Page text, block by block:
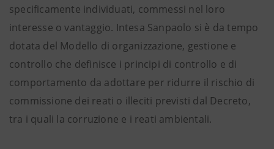
specificamente individuati, commessi nel loro
interesse o vantaggio. Intesa Sanpaolo si è da tempo
dotata del Modello di organizzazione, gestione e
controllo che definisce i principi di controllo e di
comportamento da adottare per ridurre il rischio di
commissione dei reati o illeciti previsti dal Decreto,
tra i quali la corruzione e i reati ambientali.